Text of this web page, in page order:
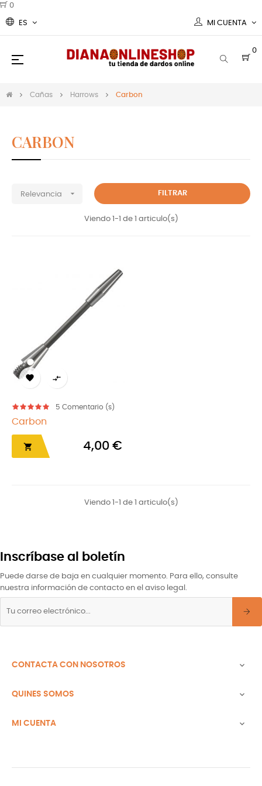
0
ES MI CUENTA
0
Navegación
☰
Cañas Harrows Carbon
CARBON
Relevancia  FILTRAR
Viendo 1-1 de 1 articulo(s)
 
5 Comentario (s)
Carbon
 4,00 €
Viendo 1-1 de 1 articulo(s)
Inscríbase al boletín
Puede darse de baja en cualquier momento. Para ello, consulte
nuestra información de contacto en el aviso legal.
CONTACTA CON NOSOTROS 
QUINES SOMOS 
MI CUENTA 